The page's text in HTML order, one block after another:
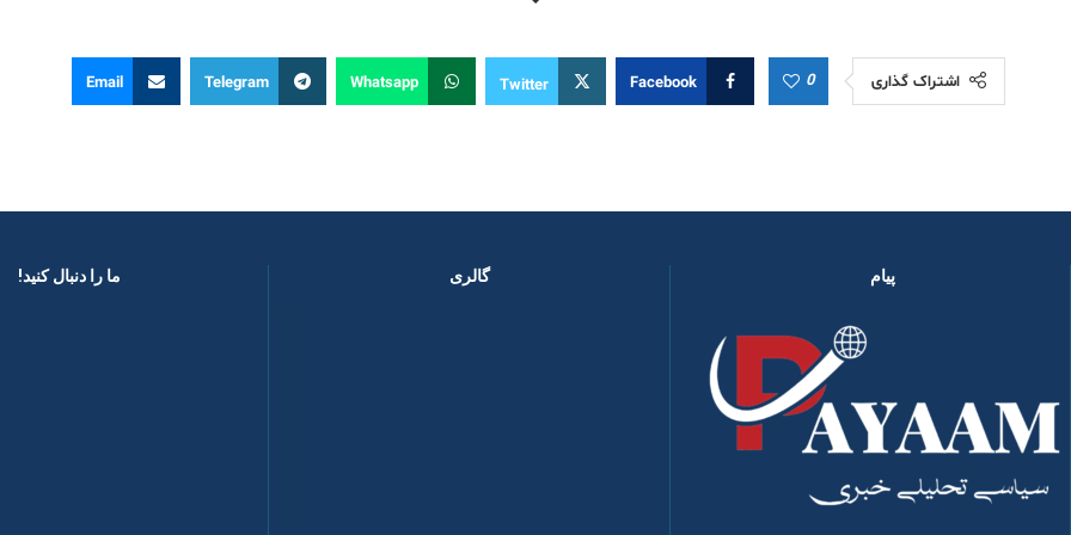
اشتراک گذاری 0
Facebook
Twitter
Whatsapp
Telegram
Email
پیام گالری ما را دنبال کنید! ​